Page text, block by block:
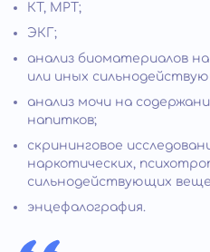
КТ, МРТ;
ЭКГ;
анализ биоматериалов
или иных
анализ мочи на
напитков;
скрининговое
наркотических,
сильнодействующих
энцефалография.